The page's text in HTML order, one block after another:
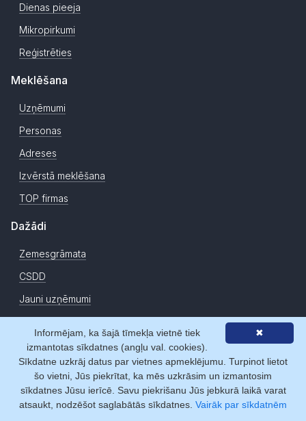
Dienas pieeja
Mikropirkumi
Reģistrēties
Meklēšana
Uzņēmumi
Personas
Adreses
Izvērstā meklēšana
TOP firmas
Dažādi
Zemesgrāmata
CSDD
Jauni uzņēmumi
Par mums
Par Firmas.lv
Statistika
✖
Informējam, ka šajā tīmekļa vietnē tiek
izmantotas sīkdatnes (angļu val. cookies).
Sīkdatne uzkrāj datus par vietnes apmeklējumu. Turpinot lietot
šo vietni, Jūs piekrītat, ka mēs uzkrāsim un izmantosim
sīkdatnes Jūsu ierīcē. Savu piekrišanu Jūs jebkurā laikā varat
atsaukt, nodzēšot saglabātās sīkdatnes. Vairāk par sīkdatnēm